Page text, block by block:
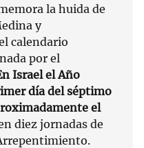
la huida de
y
calendario
por el
Israel el Año
día del séptimo
el
diez jornadas de